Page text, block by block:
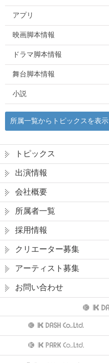
アプリ
映画脚本情報
ドラマ脚本情報
舞台脚本情報
小説
所属一覧からトピックスを表示
トピックス
出演情報
会社概要
所属者一覧
採用情報
クリエーター募集
アーティスト募集
お問い合わせ